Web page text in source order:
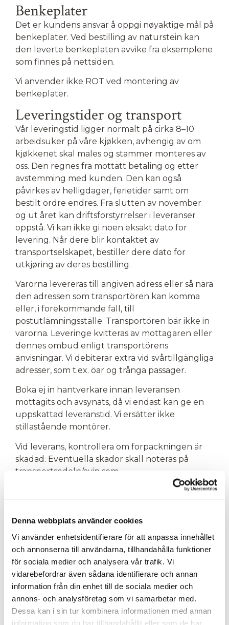
Denna webbplats använder cookies
Vi använder enhetsidentifierare för att anpassa innehållet
och annonserna till användarna, tillhandahålla funktioner
för sociala medier och analysera vår trafik. Vi
vidarebefordrar även sådana identifierare och annan
information från din enhet till de sociala medier och
annons- och analysföretag som vi samarbetar med.
Dessa kan i sin tur kombinera informationen med annan
information som du har tillhandahållit eller som de har
Benkeplater
Det er kundens ansvar å oppgi nøyaktige mål på
benkeplater. Ved bestilling av naturstein kan
den leverte benkeplaten avvike fra eksemplene
som finnes på nettsiden.
Vi anvender ikke ROT ved montering av
benkeplater.
Leveringstider og transport
Vår leveringstid ligger normalt på cirka 8–10
arbeidsuker på våre kjøkken, avhengig av om
kjøkkenet skal males og stammer monteres av
oss. Den regnes fra mottatt betaling og etter
avstemming med kunden. Den kan også
påvirkes av helligdager, ferietider samt om
bestilt ordre endres. Fra slutten av november
og ut året kan driftsforstyrrelser i leveranser
oppstå. Vi kan ikke gi noen eksakt dato for
levering. Når dere blir kontaktet av
transportselskapet, bestiller dere dato for
utkjøring av deres bestilling.
Varorna levereras till angiven adress eller så nära
den adressen som transportören kan komma
eller, i forekommande fall, till
postutlämningsställe. Transportören bär ikke in
varorna. Leveringe kvitteras av mottagaren eller
dennes ombud enligt transportörens
anvisningar. Vi debiterar extra vid svårtillgängliga
adresser, som t.ex. öar og trånga passager.
Boka ej in hantverkare innan leveransen
mottagits och avsynats, då vi endast kan ge en
uppskattad leveranstid. Vi ersätter ikke
stillastående montörer.
Vid leverans, kontrollera om forpackningen är
skadad. Eventuella skador skall noteras på
transportsedeln/avin som
chauffören/utlämningsstället har. ATTENTION !
med og utan emballege. Maila dessa till
info@snek.se. Reklamasjoner ej gjorda inom 10
dagar efter leverans godkännes ej. Monterade
dører kan ikke reklameras.
Våra produkter kommer på träpallar som kan
vara upp till 3 meter långa. Vi tar tyvärr ikke
tillbaks dessa vid leverans.